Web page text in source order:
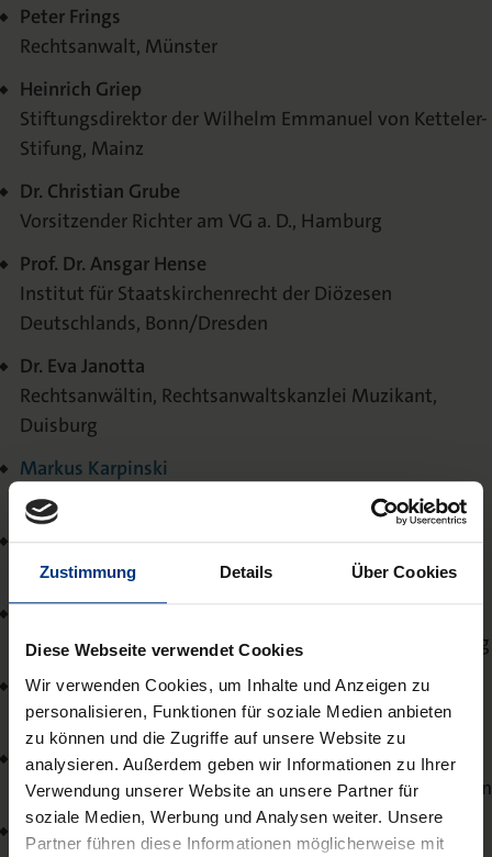
Zustimmung Details Über Cookies
Diese Webseite verwendet Cookies
Wir verwenden Cookies, um Inhalte und Anzeigen zu
personalisieren, Funktionen für soziale Medien anbieten
zu können und die Zugriffe auf unsere Website zu
analysieren. Außerdem geben wir Informationen zu Ihrer
Verwendung unserer Website an unsere Partner für
soziale Medien, Werbung und Analysen weiter. Unsere
Partner führen diese Informationen möglicherweise mit
Peter Frings
Rechtsanwalt, Münster
Heinrich Griep
Stiftungsdirektor der Wilhelm Emmanuel von Ketteler-
Stifung, Mainz
Dr. Christian Grube
Vorsitzender Richter am VG a. D., Hamburg
Prof. Dr. Ansgar Hense
Institut für Staatskirchenrecht der Diözesen
Deutschlands, Bonn/Dresden
Dr. Eva Janotta
Rechtsanwältin, Rechtsanwaltskanzlei Muzikant,
Duisburg
Markus Karpinski
Rechtsanwalt, Lüdinghausen
Prof. Sabine Knickrehm
Vorsitzende Richterin am BSG a.D., Kassel
Prof. Dr. Katharina von Koppenfels-Spies
Professorin an der Albert-Ludwigs-Universität, Freiburg
Dr. Thomas Meysen
Heidelberg
Dr. Albrecht Philipp
Rechtsanwalt und Fachanwalt für Sozialrecht, München
Dr. Markus Plantholz